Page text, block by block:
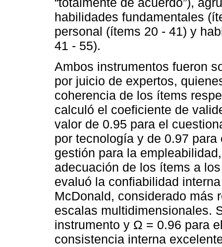
habilidades fundamentales
personal (ítems 20 - 41) y
41 - 55).
Ambos instrumentos fueron
por juicio de expertos,
coherencia de los ítems
calculó el coeficiente de
valor de 0.95 para el
por tecnología y de 0.97
gestión para la
adecuación de los ítems a
evaluó la confiabilidad
McDonald, considerado más
escalas multidimensionales.
instrumento y Ω = 0.96 para
consistencia interna